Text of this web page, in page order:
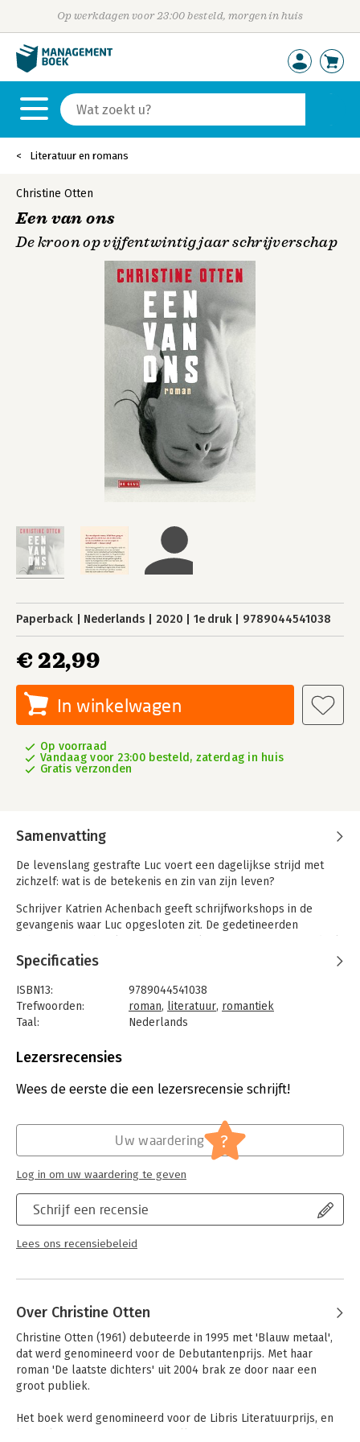
Op werkdagen voor 23:00 besteld, morgen in huis
Literatuur en romans
Christine Otten
Een van ons
De kroon op vijfentwintig jaar schrijverschap
Paperback Nederlands 2020 1e druk 9789044541038
€ 22,99
In winkelwagen
Op voorraad
Vandaag voor 23:00 besteld, zaterdag in huis
Gratis verzonden
Samenvatting
De levenslang gestrafte Luc voert een dagelijkse strijd met
zichzelf: wat is de betekenis en zin van zijn leven?
Schrijver Katrien Achenbach geeft schrijfworkshops in de
gevangenis waar Luc opgesloten zit. De gedetineerden
maar hij houdt wel een geheim logboek bij waarin hij
meedogenloos eerlijk is over zijn leven, zijn
medegedetineerden én Katrien.
Terwijl Katrien het gevoel heeft dat ze in de gevangenis
gebeurtenissen de verhoudingen op scherp, waardoor ieders
kijk op de ander en zichzelf kantelt.
Specificaties
ISBN13:
9789044541038
Trefwoorden:
roman, literatuur, romantiek
Taal:
Nederlands
Aantal pagina's:
Druk:
1
Literatuur en romans
Lezersrecensies
Wees de eerste die een lezersrecensie schrijft!
Schrijf een recensie
Lees ons recensiebeleid
Uw waardering ?
Log in om uw waardering te geven
Over Christine Otten
Christine Otten (1961) debuteerde in 1995 met 'Blauw metaal',
dat werd genomineerd voor de Debutantenprijs. Met haar
roman 'De laatste dichters' uit 2004 brak ze door naar een
groot publiek.
Het boek werd genomineerd voor de Libris Literatuurprijs, en